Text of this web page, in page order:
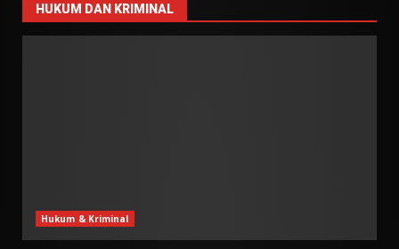
HUKUM DAN KRIMINAL
Hukum & Kriminal